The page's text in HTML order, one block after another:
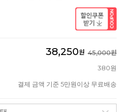
38,250원 45,000원
380원
결제 금액 기준 5만원이상 무료배송